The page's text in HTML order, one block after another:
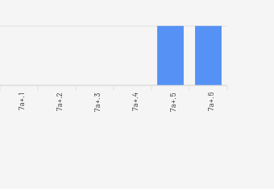
7a+.1 7a+.2 7a+.3 7a+.4 7a+.5 7a+.6